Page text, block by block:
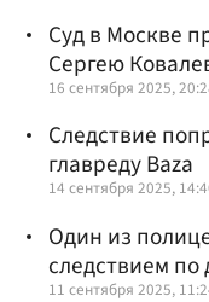
Суд в Москве
Сергею
16 сентября 2025,
Следствие
главреду Baza
14 сентября 2025,
Один из
следствием по
11 сентября 2025,